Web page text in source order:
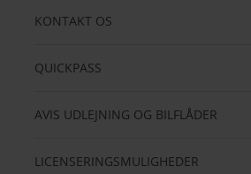
KONTAKT OS
QUICKPASS
AVIS UDLEJNING OG BILFLÅDER
LICENSERINGSMULIGHEDER